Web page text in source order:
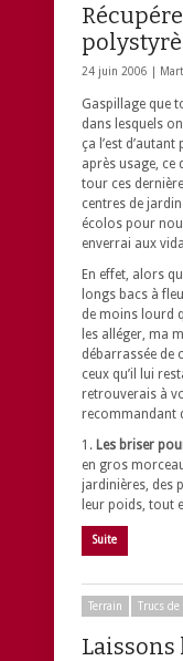
24 juin 2006 |
Gaspillage que
dans lesquels
ça l’est
après usage, ce
tour ces
centres de
écolos pour
enverrai aux
En effet, alors
longs bacs à
de moins lourd
les alléger, ma
débarrassée de
ceux qu’il lui
retrouverais à
recommandant
1. Les briser
en gros
jardinières, des
leur poids, tout
Suite
Terrain Trucs